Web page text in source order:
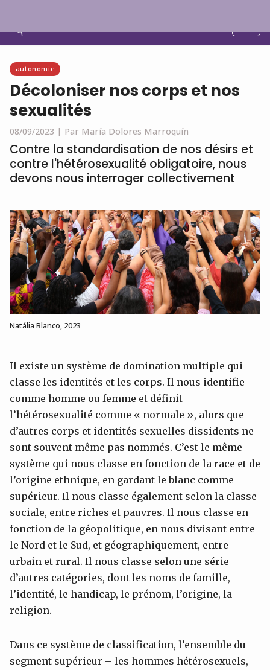
autonomie
Décoloniser nos corps et nos
sexualités
08/09/2023 | Par María Dolores Marroquín
Contre la standardisation de nos désirs et
contre l'hétérosexualité obligatoire, nous
devons nous interroger collectivement
Natália Blanco, 2023
Il existe un système de domination multiple qui
classe les identités et les corps. Il nous identifie
comme homme ou femme et définit
l’hétérosexualité comme « normale », alors que
d’autres corps et identités sexuelles dissidents ne
sont souvent même pas nommés. C’est le même
système qui nous classe en fonction de la race et de
l’origine ethnique, en gardant le blanc comme
supérieur. Il nous classe également selon la classe
sociale, entre riches et pauvres. Il nous classe en
fonction de la géopolitique, en nous divisant entre
le Nord et le Sud, et géographiquement, entre
urbain et rural. Il nous classe selon une série
d’autres catégories, dont les noms de famille,
l’identité, le handicap, le prénom, l’origine, la
religion.
Dans ce système de classification, l’ensemble du
segment supérieur – les hommes hétérosexuels,